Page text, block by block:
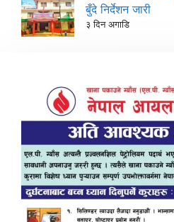
बुँदे निर्देशन जारी
३ दिन अगाडि